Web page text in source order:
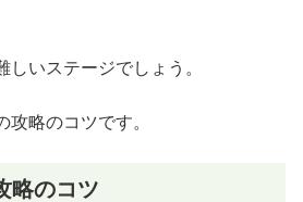
しいステージでしょう。
略のコツです。
略のコツ